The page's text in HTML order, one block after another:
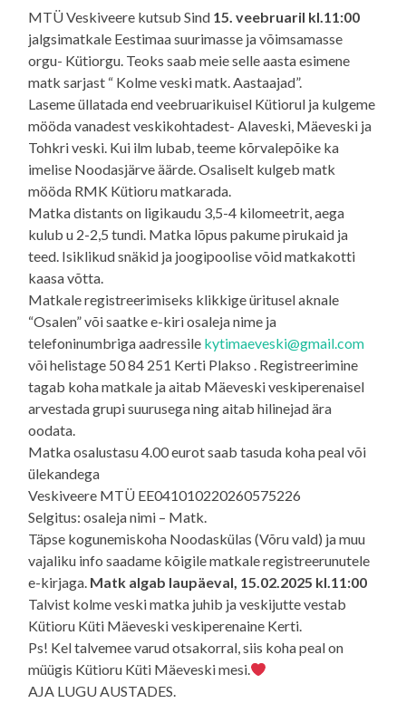
MTÜ Veskiveere kutsub Sind 15. veebruaril kl.11:00
jalgsimatkale Eestimaa suurimasse ja võimsamasse
orgu- Kütiorgu. Teoks saab meie selle aasta esimene
matk sarjast “ Kolme veski matk. Aastaajad”.
Laseme üllatada end veebruarikuisel Kütiorul ja kulgeme
mööda vanadest veskikohtadest- Alaveski, Mäeveski ja
Tohkri veski. Kui ilm lubab, teeme kõrvalepõike ka
imelise Noodasjärve äärde. Osaliselt kulgeb matk
mööda RMK Kütioru matkarada.
Matka distants on ligikaudu 3,5-4 kilomeetrit, aega
kulub u 2-2,5 tundi. Matka lõpus pakume pirukaid ja
teed. Isiklikud snäkid ja joogipoolise võid matkakotti
kaasa võtta.
Matkale registreerimiseks klikkige üritusel aknale
“Osalen” või saatke e-kiri osaleja nime ja
telefoninumbriga aadressile kytimaeveski@gmail.com
või helistage 50 84 251 Kerti Plakso . Registreerimine
tagab koha matkale ja aitab Mäeveski veskiperenaisel
arvestada grupi suurusega ning aitab hilinejad ära
oodata.
Matka osalustasu 4.00 eurot saab tasuda koha peal või
ülekandega
Veskiveere MTÜ EE041010220260575226
Selgitus: osaleja nimi – Matk.
Täpse kogunemiskoha Noodaskülas (Võru vald) ja muu
vajaliku info saadame kõigile matkale registreerunutele
e-kirjaga. Matk algab laupäeval, 15.02.2025 kl.11:00
Talvist kolme veski matka juhib ja veskijutte vestab
Kütioru Küti Mäeveski veskiperenaine Kerti.
Ps! Kel talvemee varud otsakorral, siis koha peal on
müügis Kütioru Küti Mäeveski mesi.
AJA LUGU AUSTADES.